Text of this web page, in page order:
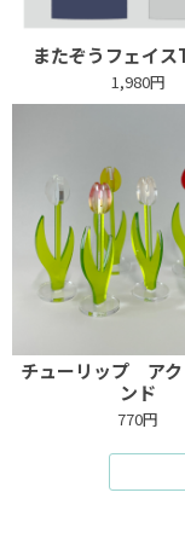
またぞうフェイス
1,980円
チューリップ アク
ンド
770円